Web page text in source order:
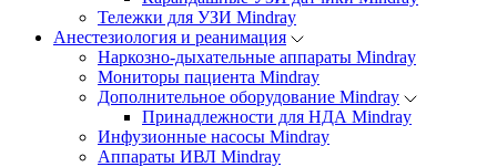
Тележки для УЗИ Mindray
Анестезиология и реанимация
Наркозно-дыхательные аппараты Mindray
Мониторы пациента Mindray
Дополнительное оборудование Mindray
Принадлежности для НДА Mindray
Инфузионные насосы Mindray
Аппараты ИВЛ Mindray